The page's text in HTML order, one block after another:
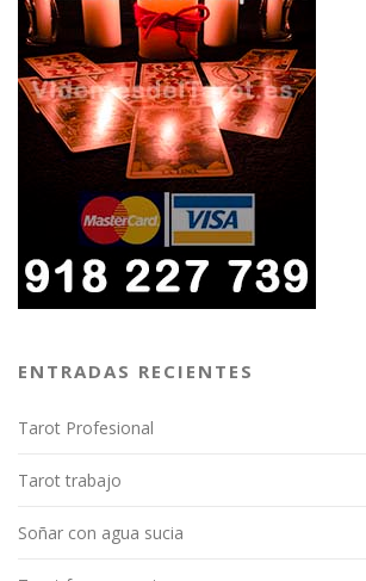
ENTRADAS RECIENTES
Tarot Profesional
Tarot trabajo
Soñar con agua sucia